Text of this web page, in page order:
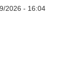
2026 - 16:04